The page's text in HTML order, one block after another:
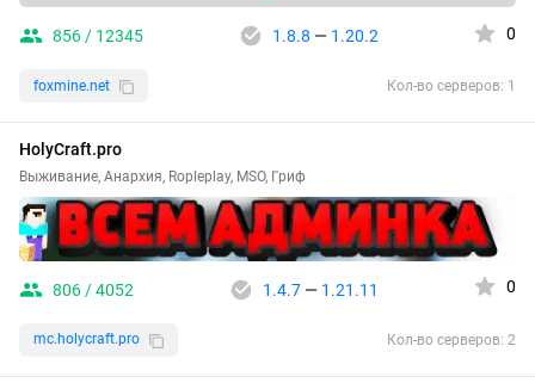
856 / 12345 1.8.8 — 1.20.2 0
foxmine.net Кол-во серверов: 1
HolyCraft.pro
Выживание, Анархия, Ropleplay, MSO, Гриф
806 / 4052 1.4.7— 1.21.11 0
mc.holycraft.pro Кол-во серверов: 2